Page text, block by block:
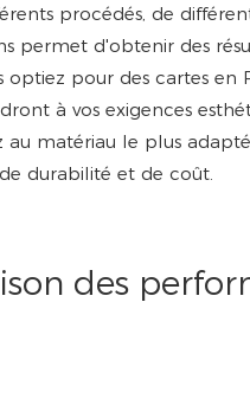
procédés, de
permet d'obtenir des
optiez pour des cartes en
à vos exigences
au matériau le plus
durabilité et de coût.
des